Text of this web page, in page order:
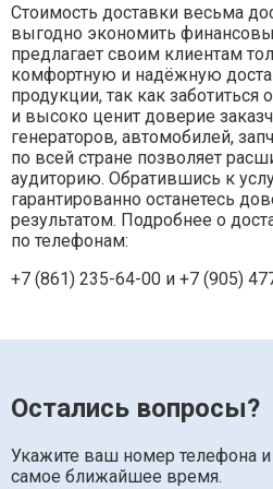
Стоимость доставки весьма
выгодно экономить
предлагает своим клиентам
комфортную и надёжную
продукции, так как заботиться
и высоко ценит доверие
генераторов, автомобилей,
по всей стране позволяет
аудиторию. Обратившись к
гарантированно останетесь
результатом. Подробнее о
по телефонам:
+7 (861) 235-64-00 и +7 (905)
Остались вопросы?
Укажите ваш номер телефона
самое ближайшее время.